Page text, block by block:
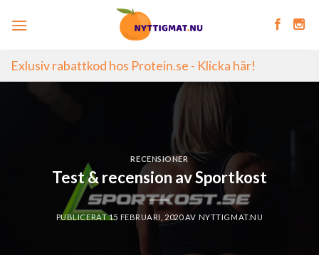
Exlusiv rabattkod hos Protein.se - Klicka här!
RECENSIONER
Test & recension av Sportkost
PUBLICERAT15 FEBRUARI, 2020AV NYTTIGMAT.NU